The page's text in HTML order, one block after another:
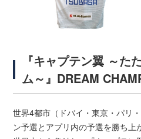
『キャプテン翼 ～た
ム～』DREAM
世界4都市（ドバイ・東京・パリ
ン予選とアプリ内の予選を勝ち